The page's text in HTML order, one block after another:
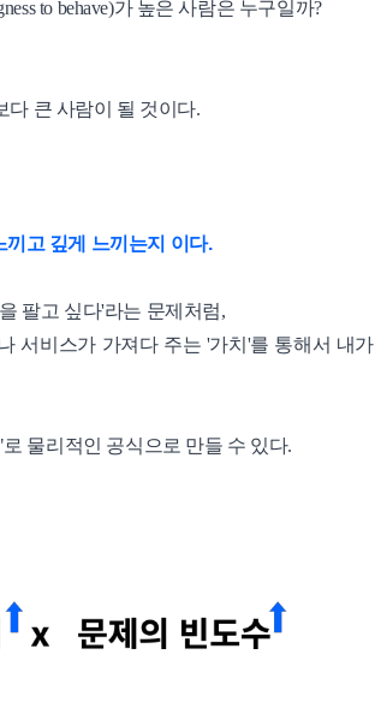
to behave)가 높은 사람은 누구일까?
다 큰 사람이 될 것이다.
끼고 깊게 느끼는지 이다.
팔고 싶다'라는 문제처럼,
서비스가 가져다 주는 '가치'를 통해서 내가
물리적인 공식으로 만들 수 있다.